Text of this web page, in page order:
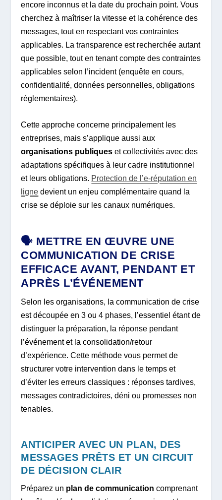
encore inconnus et la date du prochain point. Vous
cherchez à maîtriser la vitesse et la cohérence des
messages, tout en respectant vos contraintes
applicables. La transparence est recherchée autant
que possible, tout en tenant compte des contraintes
applicables selon l’incident (enquête en cours,
confidentialité, données personnelles, obligations
réglementaires).
Cette approche concerne principalement les
entreprises, mais s’applique aussi aux
organisations publiques et collectivités avec des
adaptations spécifiques à leur cadre institutionnel
et leurs obligations. Protection de l’e-réputation en
ligne devient un enjeu complémentaire quand la
crise se déploie sur les canaux numériques.
🗣️ METTRE EN ŒUVRE UNE
COMMUNICATION DE CRISE
EFFICACE AVANT, PENDANT ET
APRÈS L’ÉVÉNEMENT
Selon les organisations, la communication de crise
est découpée en 3 ou 4 phases, l’essentiel étant de
distinguer la préparation, la réponse pendant
l’événement et la consolidation/retour
d’expérience. Cette méthode vous permet de
structurer votre intervention dans le temps et
d’éviter les erreurs classiques : réponses tardives,
messages contradictoires, déni ou promesses non
tenables.
ANTICIPER AVEC UN PLAN, DES
MESSAGES PRÊTS ET UN CIRCUIT
DE DÉCISION CLAIR
Préparez un plan de communication comprenant